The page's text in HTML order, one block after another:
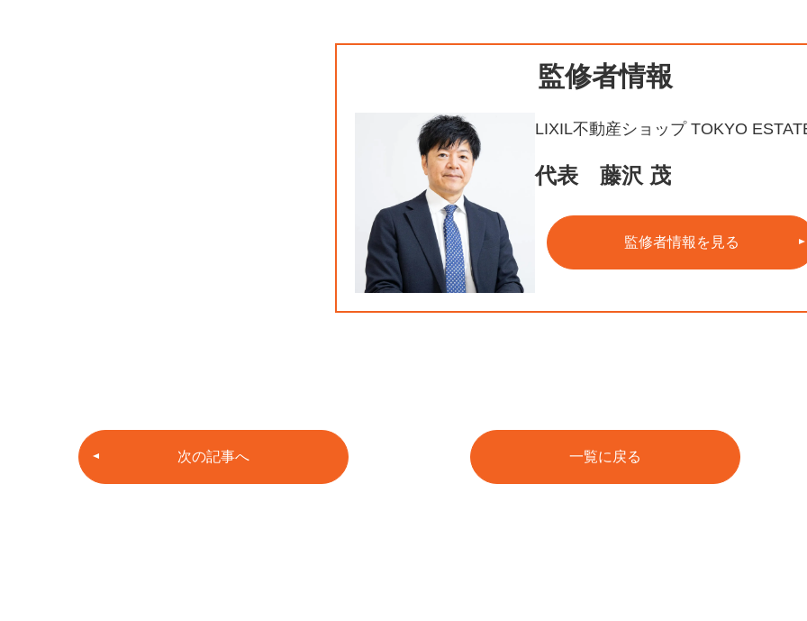
監修者情報
LIXIL不動産ショップ TOKYO
代表 藤沢 茂
監修者情報を見る
次の記事へ 一覧に戻る